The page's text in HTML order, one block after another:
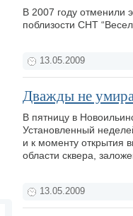
В 2007 году отменили
поблизости СНТ
13.05.2009
Дважды не
В пятницу в
Установленный
и к моменту открытия
области сквера,
13.05.2009